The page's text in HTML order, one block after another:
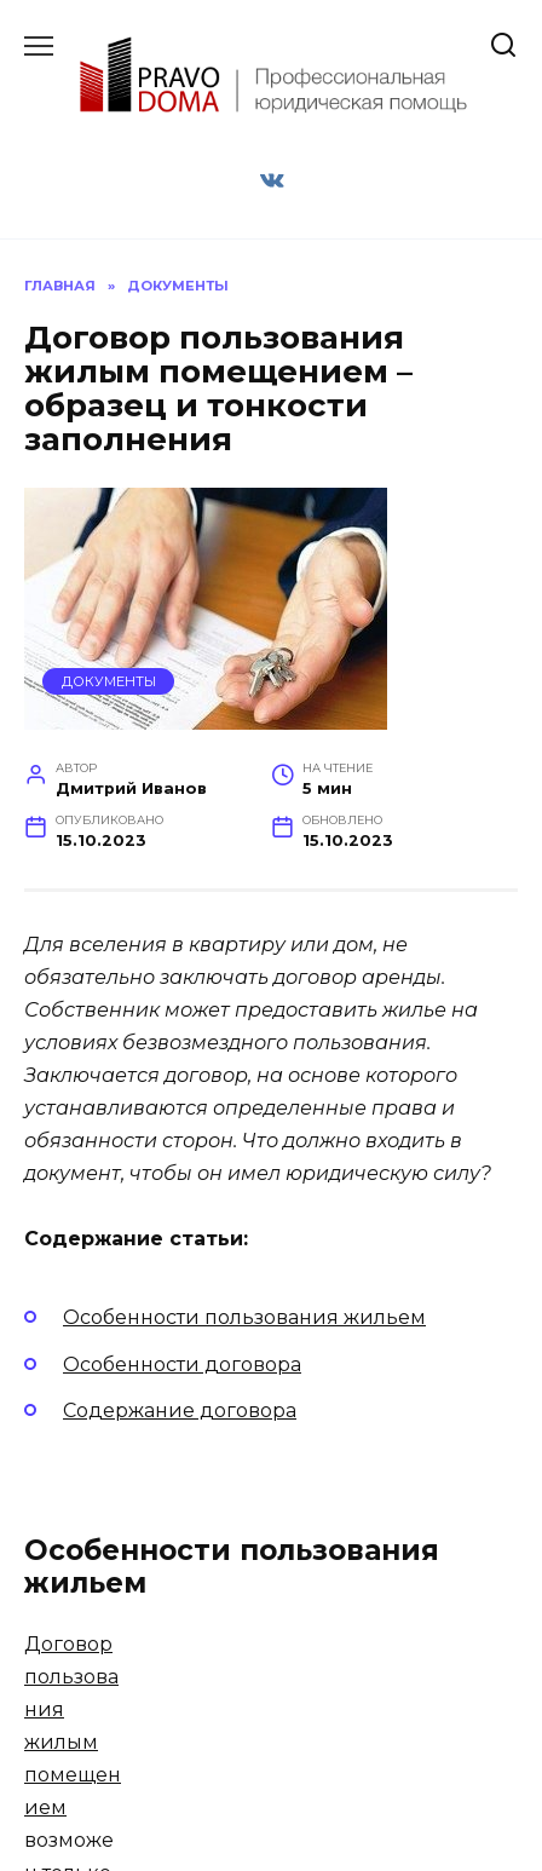
содержанию
ГЛАВНАЯ » ДОКУМЕНТЫ
Договор пользования
жилым помещением –
образец и тонкости
заполнения
ДОКУМЕНТЫ
АВТОР
Дмитрий Иванов
НА ЧТЕНИЕ
5 мин
ОПУБЛИКОВАНО
15.10.2023
ОБНОВЛЕНО
15.10.2023
Для вселения в квартиру или дом, не
обязательно заключать договор аренды.
Собственник может предоставить жилье на
условиях безвозмездного пользования.
Заключается договор, на основе которого
устанавливаются определенные права и
обязанности сторон. Что должно входить в
документ, чтобы он имел юридическую силу?
Содержание статьи:
Особенности пользования жильем
Особенности договора
Содержание договора
Особенности пользования
жильем
Договор
пользова
ния
жилым
помещен
ием
возможе